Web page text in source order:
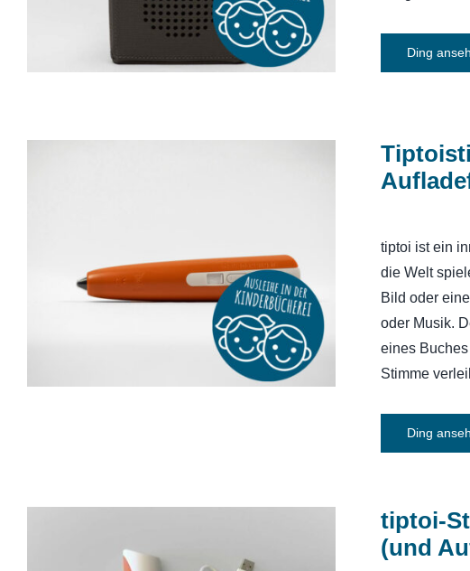
Ding
Tiptoistift: Ravensburger tiptoi [ohne
Aufladefunktion]
tiptoi ist ein
die Welt
Bild oder
oder Musik.
eines
Stimme
Ding
tiptoi-
(und